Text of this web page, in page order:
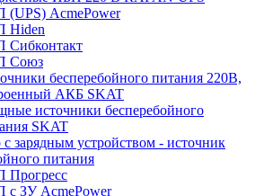
(UPS) AcmePower
Hiden
Сибконтакт
Союз
бесперебойного питания 220В,
АКБ SKAT
источники бесперебойного
SKAT
зарядным устройством - источник
питания
Прогресс
с ЗУ AcmePower